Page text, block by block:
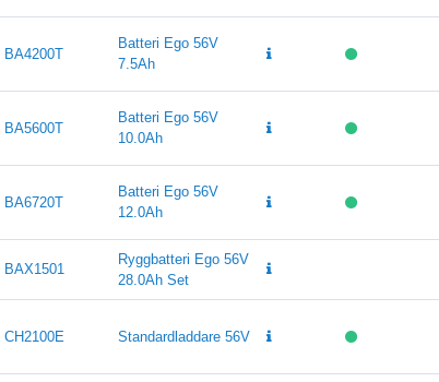
BA4200T
Batteri Ego 56V
7.5Ah
BA5600T
Batteri Ego 56V
10.0Ah
BA6720T
Batteri Ego 56V
12.0Ah
BAX1501
Ryggbatteri Ego 56V
28.0Ah Set
CH2100E Standardladdare 56V